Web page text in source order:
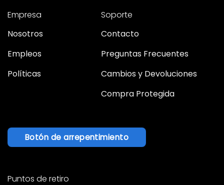
Empresa
Nosotros
Empleos
Políticas
Soporte
Contacto
Preguntas Frecuentes
Cambios y Devoluciones
Compra Protegida
Botón de arrepentimiento
Puntos de retiro